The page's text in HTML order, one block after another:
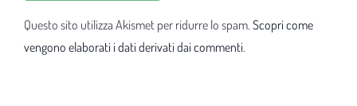
Questo sito utilizza Akismet per ridurre lo spam. Scopri come
vengono elaborati i dati derivati dai commenti.